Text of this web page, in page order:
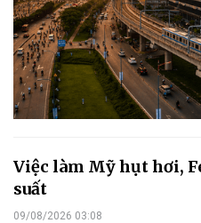
Việc làm Mỹ hụt hơi,
suất
09/08/2026 03:08